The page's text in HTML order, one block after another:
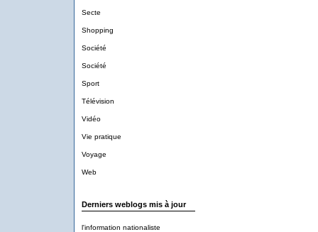
Secte
Shopping
Société
Société
Sport
Télévision
Vidéo
Vie pratique
Voyage
Web
Derniers weblogs mis à jour
l'information nationaliste